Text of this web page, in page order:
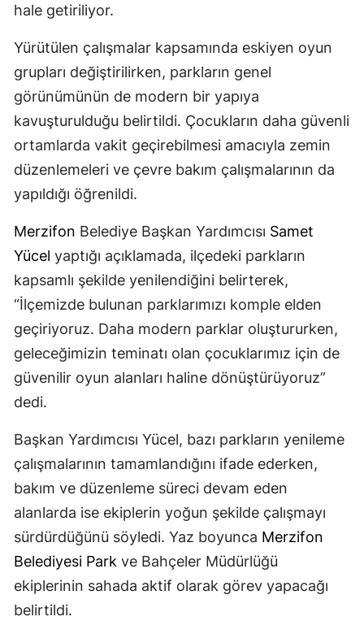
hale getiriliyor.
Yürütülen çalışmalar kapsamında eskiyen oyun
grupları değiştirilirken, parkların genel
görünümünün de modern bir yapıya
kavuşturulduğu belirtildi. Çocukların daha güvenli
ortamlarda vakit geçirebilmesi amacıyla zemin
düzenlemeleri ve çevre bakım çalışmalarının da
yapıldığı öğrenildi.
Merzifon Belediye Başkan Yardımcısı Samet
Yücel yaptığı açıklamada, ilçedeki parkların
kapsamlı şekilde yenilendiğini belirterek,
“İlçemizde bulunan parklarımızı komple elden
geçiriyoruz. Daha modern parklar oluştururken,
geleceğimizin teminatı olan çocuklarımız için de
güvenilir oyun alanları haline dönüştürüyoruz”
dedi.
Başkan Yardımcısı Yücel, bazı parkların yenileme
çalışmalarının tamamlandığını ifade ederken,
bakım ve düzenleme süreci devam eden
alanlarda ise ekiplerin yoğun şekilde çalışmayı
sürdürdüğünü söyledi. Yaz boyunca Merzifon
Belediyesi Park ve Bahçeler Müdürlüğü
ekiplerinin sahada aktif olarak görev yapacağı
belirtildi.